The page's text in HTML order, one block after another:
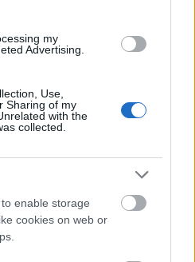
my
Advertising.
Use,
Sharing of my
with the
collected.
enable storage
cookies on web or
lenne potenciál. A
egy tökkelütött
nem egy veszélyes
megismerjük, kiderül,